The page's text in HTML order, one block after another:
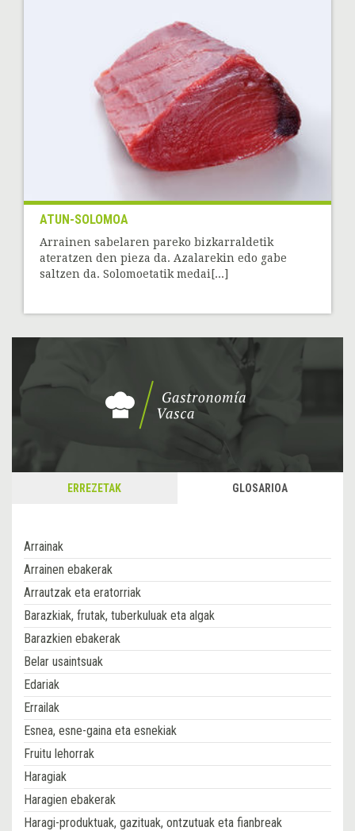
ATUN-SOLOMOA
Arrainen sabelaren pareko bizkarraldetik
ateratzen den pieza da. Azalarekin edo gabe
saltzen da. Solomoetatik medai[...]
ERREZETAK GLOSARIOA
Arrainak
Arrainen ebakerak
Arrautzak eta eratorriak
Barazkiak, frutak, tuberkuluak eta algak
Barazkien ebakerak
Belar usaintsuak
Edariak
Errailak
Esnea, esne-gaina eta esnekiak
Fruitu lehorrak
Haragiak
Haragien ebakerak
Haragi-produktuak, gazituak, ontzutuak eta fianbreak